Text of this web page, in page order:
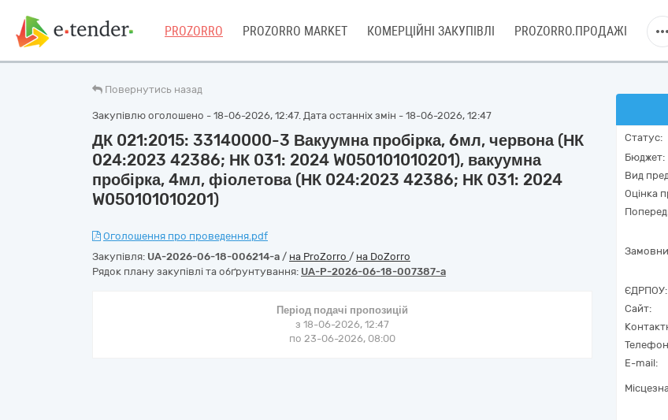
PROZORRO PROZORRO MARKET КОМЕРЦІЙНІ ЗАКУПІВЛІ PROZORRO.ПРОДАЖІ
Повернутись назад
Закупівлю оголошено - 18-06-2026, 12:47. Дата останніх змін - 18-06-2026, 12:47
ДК 021:2015: 33140000-3 Вакуумна пробірка, 6мл, червона (НК
024:2023 42386; НК 031: 2024 W050101010201), вакуумна
пробірка, 4мл, фіолетова (НК 024:2023 42386; НК 031: 2024
W050101010201)
Оголошення про проведення.pdf
Закупівля: UA-2026-06-18-006214-a / на ProZorro / на DoZorro
Рядок плану закупівлі та обґрунтування: UA-P-2026-06-18-007387-a
Період подачі пропозицій
з 18-06-2026, 12:47
по 23-06-2026, 08:00
Статус:
Бюджет:
Вид
Оцінка
ЄДРПОУ:
Сайт:
E-mail: